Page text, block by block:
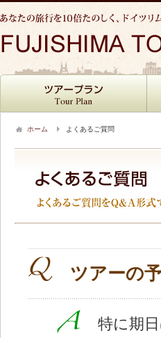
ホーム よくあるご質問
ツアーの
特に期